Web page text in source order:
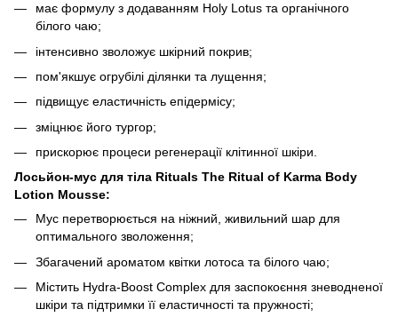
має формулу з додаванням Holy Lotus та органічного
білого чаю;
інтенсивно зволожує шкірний покрив;
пом'якшує огрубілі ділянки та лущення;
підвищує еластичність епідермісу;
зміцнює його тургор;
прискорює процеси регенерації клітинної шкіри.
Лосьйон-мус для тіла Rituals The Ritual of Karma Body
Lotion Mousse:
Мус перетворюється на ніжний, живильний шар для
оптимального зволоження;
Збагачений ароматом квітки лотоса та білого чаю;
Містить Hydra-Boost Complex для заспокоєння зневодненої
шкіри та підтримки її еластичності та пружності;